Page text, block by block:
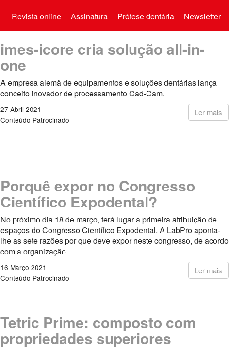
Revista online Assinatura Prótese dentária Newsletter
imes-icore cria solução all-in-
one
A empresa alemã de equipamentos e soluções dentárias lança
conceito inovador de processamento Cad-Cam.
Ler mais
27 Abril 2021
Conteúdo Patrocinado
Porquê expor no Congresso
Científico Expodental?
No próximo dia 18 de março, terá lugar a primeira atribuição de
espaços do Congresso Científico Expodental. A LabPro aponta-
lhe as sete razões por que deve expor neste congresso, de acordo
com a organização.
Ler mais
16 Março 2021
Conteúdo Patrocinado
Tetric Prime: composto com
propriedades superiores